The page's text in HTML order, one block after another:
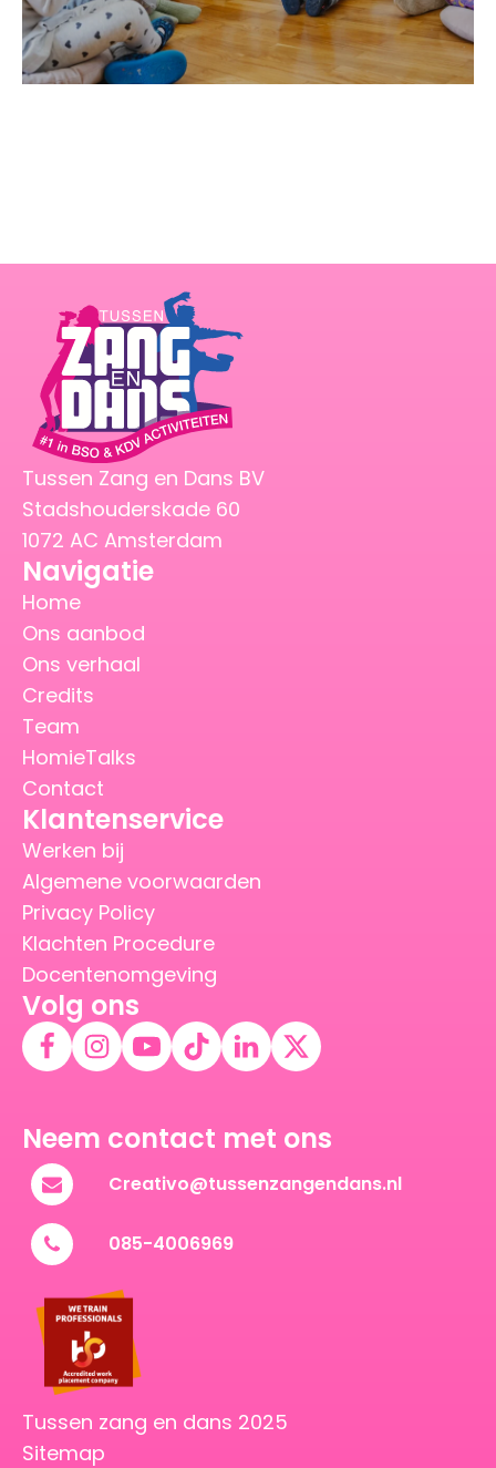
Tussen Zang en Dans BV
Stadshouderskade 60
1072 AC Amsterdam
Navigatie
Home
Ons aanbod
Ons verhaal
Credits
Team
HomieTalks
Contact
Klantenservice
Werken bij
Algemene voorwaarden
Privacy Policy
Klachten Procedure
Docentenomgeving
Volg ons
Neem contact met ons
Creativo@tussenzangendans.nl
085-4006969
Tussen zang en dans 2025
Sitemap